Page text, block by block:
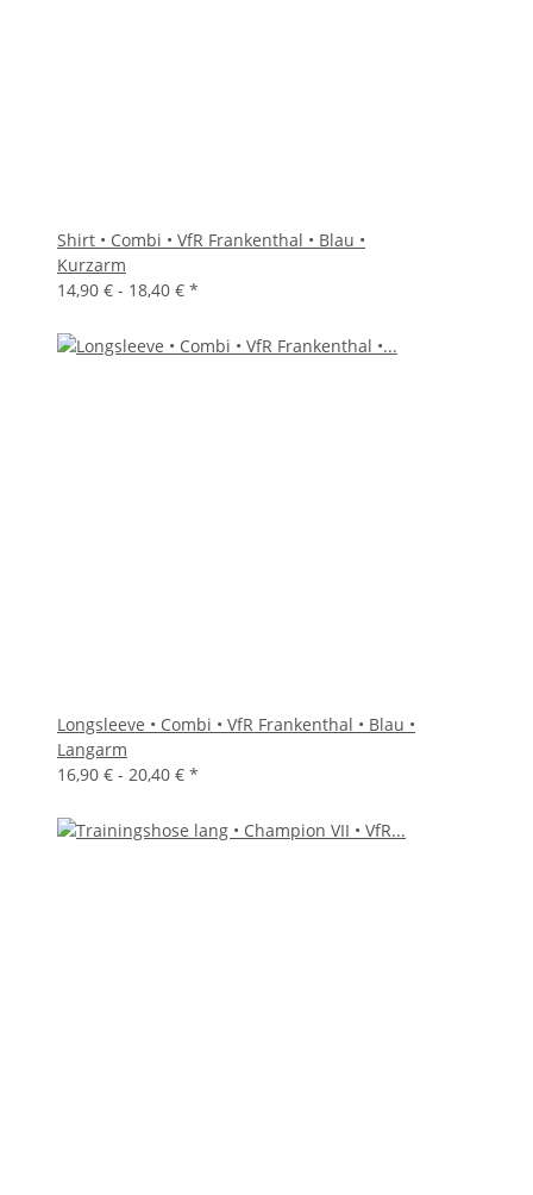
Shirt • Combi • VfR Frankenthal • Blau •
Kurzarm
14,90 € - 18,40 € *
Longsleeve • Combi • VfR Frankenthal • Blau •
Langarm
16,90 € - 20,40 € *